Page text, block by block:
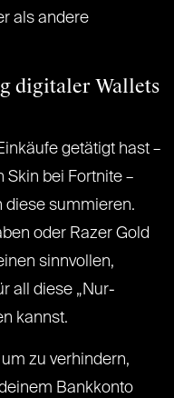
als andere
digitaler Wallets
getätigt hast –
Skin bei Fortnite –
diese summieren.
oder Razer Gold
sinnvollen,
all diese „Nur-
kannst.
zu verhindern,
Bankkonto